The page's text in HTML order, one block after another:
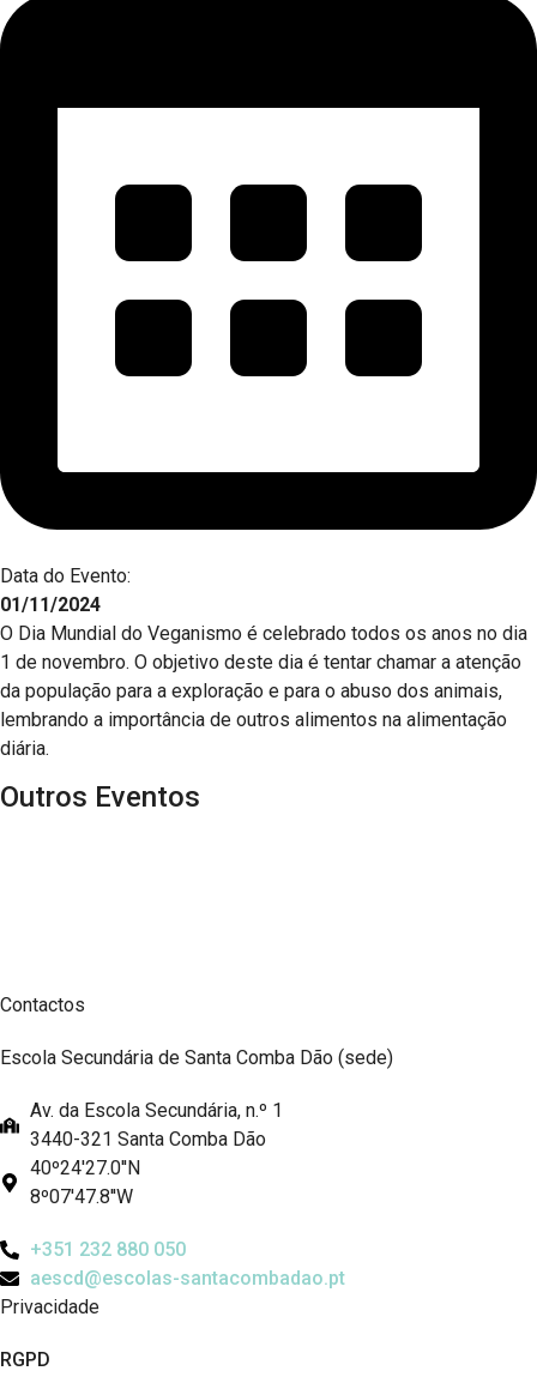
Data do Evento:
01/11/2024
O Dia Mundial do Veganismo é celebrado todos os anos no dia
1 de novembro. O objetivo deste dia é tentar chamar a atenção
da população para a exploração e para o abuso dos animais,
lembrando a importância de outros alimentos na alimentação
diária.
Outros Eventos
Contactos
Escola Secundária de Santa Comba Dão (sede)
Av. da Escola Secundária, n.º 1
3440-321 Santa Comba Dão
40º24'27.0''N
8º07'47.8''W
+351 232 880 050
aescd@escolas-santacombadao.pt
Privacidade
RGPD